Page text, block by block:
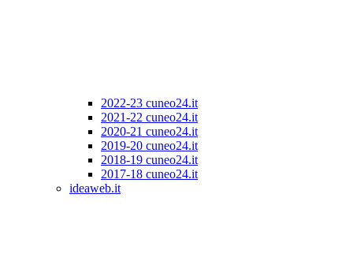
2022-23 cuneo24.it
2021-22 cuneo24.it
2020-21 cuneo24.it
2019-20 cuneo24.it
2018-19 cuneo24.it
2017-18 cuneo24.it
ideaweb.it